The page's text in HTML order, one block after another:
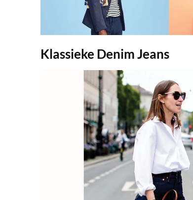
Klassieke Denim Jeans